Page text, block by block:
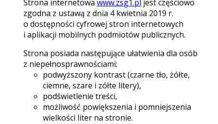
Strona internetowa www.zsg1.pl jest częściowo
zgodna z ustawą z dnia 4 kwietnia 2019 r.
o dostępności cyfrowej stron internetowych
i aplikacji mobilnych podmiotów publicznych.
Strona posiada następujące ułatwienia dla osób
z niepełnosprawnościami:
podwyższony kontrast (czarne tło, żółte,
ciemne, szare i zółte litery),
podświetlenie treści,
możliwość powiększenia i pomniejszenia
wielkości liter na stronie.